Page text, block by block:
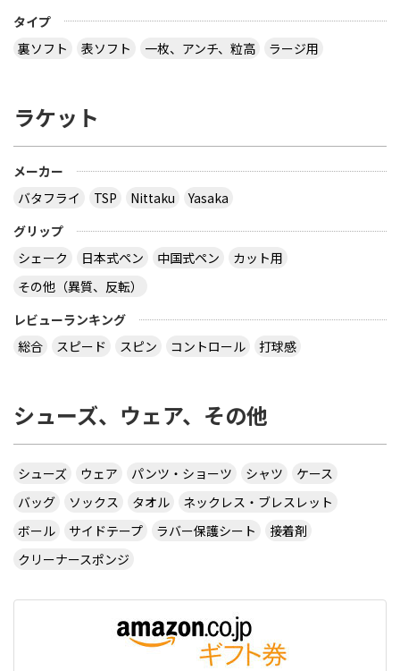
タイプ
裏ソフト
表ソフト 一枚、アンチ、粒高 ラージ用
ラケット
メーカー
バタフライ
TSP Nittaku
Yasaka
グリップ
シェーク
日本式ペン 中国式ペン
カット用
その他（異質、反転）
レビューランキング
総合
スピード スピン コントロール 打球感
シューズ、ウェア、その他
シューズ ウェア パンツ・ショーツ シャツ
ケース
バッグ
ソックス タオル
ネックレス・ブレスレット
ボール
サイドテープ ラバー保護シート
接着剤
クリーナースポンジ